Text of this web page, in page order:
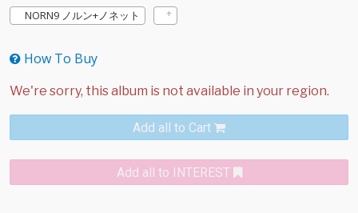
NORN9 ノルン+ノネット
How To Buy
Add all to Cart
Add all to INTEREST